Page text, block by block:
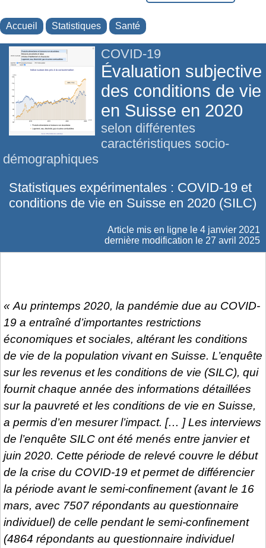
Accueil Statistiques Santé
COVID-19
Évaluation subjective
des conditions de vie
en Suisse en 2020
selon différentes
caractéristiques socio-
démographiques
Statistiques expérimentales : COVID-19 et
conditions de vie en Suisse en 2020 (SILC)
Article mis en ligne le 4 janvier 2021
dernière modification le 27 avril 2025
« Au printemps 2020, la pandémie due au COVID-
19 a entraîné d’importantes restrictions
économiques et sociales, altérant les conditions
de vie de la population vivant en Suisse. L’enquête
sur les revenus et les conditions de vie (SILC), qui
fournit chaque année des informations détaillées
sur la pauvreté et les conditions de vie en Suisse,
a permis d’en mesurer l’impact. [… ] Les interviews
de l’enquête SILC ont été menés entre janvier et
juin 2020. Cette période de relevé couvre le début
de la crise du COVID-19 et permet de différencier
la période avant le semi-confinement (avant le 16
mars, avec 7507 répondants au questionnaire
individuel) de celle pendant le semi-confinement
(4864 répondants au questionnaire individuel